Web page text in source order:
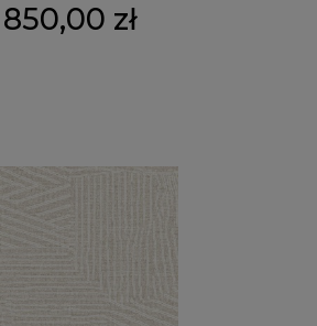
850,00 zł